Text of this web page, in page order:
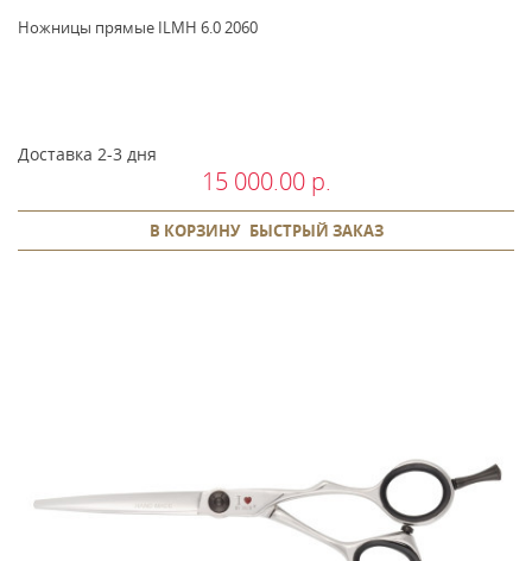
Ножницы прямые ILMH 6.0 2060
Доставка 2-3 дня
15 000.00 р.
В КОРЗИНУ БЫСТРЫЙ ЗАКАЗ